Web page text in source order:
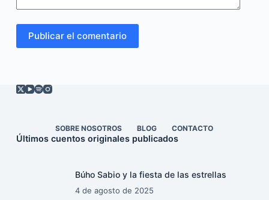
Publicar el comentario
SOBRE NOSOTROS BLOG CONTACTO
Últimos cuentos originales publicados
Búho Sabio y la fiesta de las estrellas
4 de agosto de 2025